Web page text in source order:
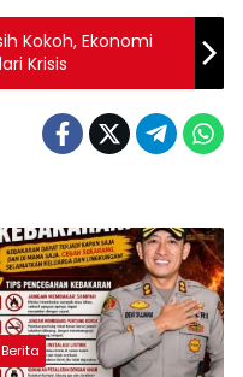
Kokoh, Ekonomi
Krisis
Berita